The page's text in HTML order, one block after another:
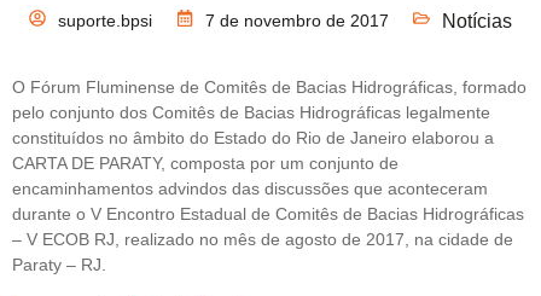
suporte.bpsi 7 de novembro de 2017 Notícias
O Fórum Fluminense de Comitês de Bacias Hidrográficas, formado
pelo conjunto dos Comitês de Bacias Hidrográficas legalmente
constituídos no âmbito do Estado do Rio de Janeiro elaborou a
CARTA DE PARATY, composta por um conjunto de
encaminhamentos advindos das discussões que aconteceram
durante o V Encontro Estadual de Comitês de Bacias Hidrográficas
– V ECOB RJ, realizado no mês de agosto de 2017, na cidade de
Paraty – RJ.